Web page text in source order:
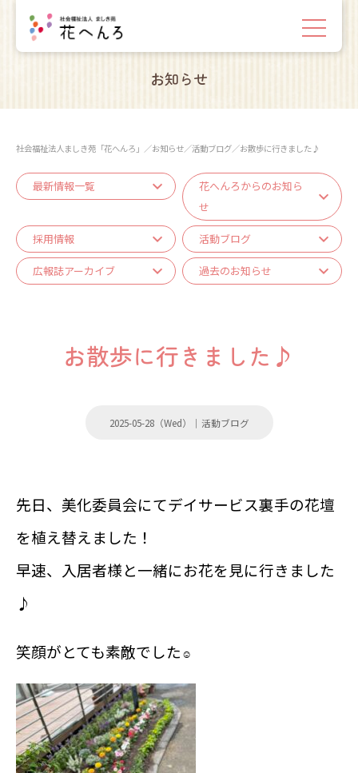
お知らせ
社会福祉法人ましき苑「花へんろ」 ／お知らせ／活動ブログ／お散歩に行きました♪
最新情報一覧
花へんろからのお知ら
せ
採用情報 活動ブログ
広報誌アーカイブ 過去のお知らせ
お散歩に行きました♪
2025-05-28（Wed）｜ 活動ブログ
先日、美化委員会にてデイサービス裏手の花壇
を植え替えました！
早速、入居者様と一緒にお花を見に行きました
♪
笑顔がとても素敵でした ☺